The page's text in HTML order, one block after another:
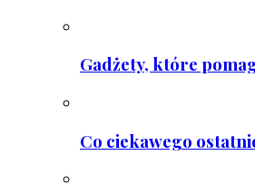
Gadżety, które
Co ciekawego